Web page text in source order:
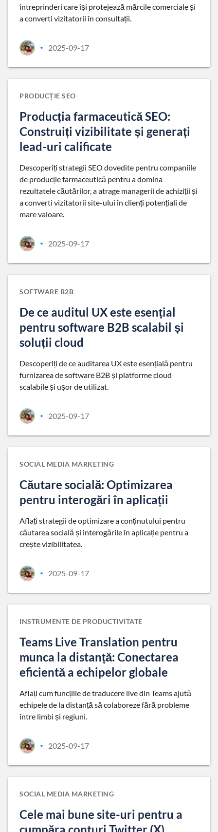
întreprinderi care își protejează mărcile comerciale și
a converti vizitatorii în consultații.
• 2025-09-17
PRODUCȚIE SEO
Producția farmaceutică SEO:
Construiți vizibilitate și generați
lead-uri calificate
Descoperiți strategii SEO dovedite pentru companiile
de producție farmaceutică pentru a domina
rezultatele căutărilor, a atrage managerii de achiziții și
a converti vizitatorii site-ului în clienți potențiali de
mare valoare.
• 2025-09-17
SOFTWARE B2B
De ce auditul UX este esențial
pentru software B2B scalabil și
soluții cloud
Descoperiți de ce auditarea UX este esențială pentru
furnizarea de software B2B și platforme cloud
scalabile și ușor de utilizat.
• 2025-09-17
SOCIAL MEDIA MARKETING
Căutare socială: Optimizarea
pentru interogări în aplicații
Aflați strategii de optimizare a conținutului pentru
căutarea socială și interogările în aplicație pentru a
crește vizibilitatea.
• 2025-09-17
INSTRUMENTE DE PRODUCTIVITATE
Teams Live Translation pentru
munca la distanță: Conectarea
eficientă a echipelor globale
Aflați cum funcțiile de traducere live din Teams ajută
echipele de la distanță să colaboreze fără probleme
între limbi și regiuni.
• 2025-09-17
SOCIAL MEDIA MARKETING
Cele mai bune site-uri pentru a